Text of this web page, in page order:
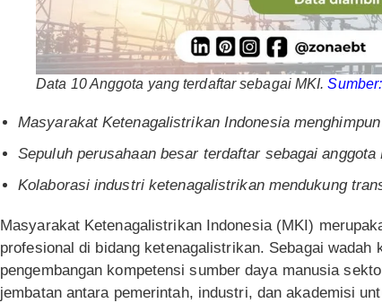
Data 10 Anggota yang terdaftar sebagai MKI.
Masyarakat Ketenagalistrikan Indonesia
Sepuluh perusahaan besar terdaftar sebagai anggota
Kolaborasi industri ketenagalistrikan mendukung
Masyarakat Ketenagalistrikan Indonesia (MKI)
profesional di bidang ketenagalistrikan. Sebagai
pengembangan kompetensi sumber daya manusia
jembatan antara pemerintah, industri, dan akademisi